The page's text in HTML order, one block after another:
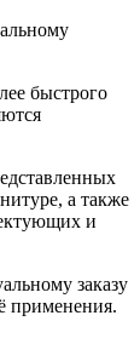
быстрого
а также
и
заказу
применения.